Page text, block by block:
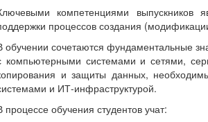
компетенциями выпускников
процессов создания
обучении сочетаются фундаментальные
компьютерными системами и сетями,
и защиты данных,
и ИТ-инфраструктурой.
процессе обучения студентов учат: